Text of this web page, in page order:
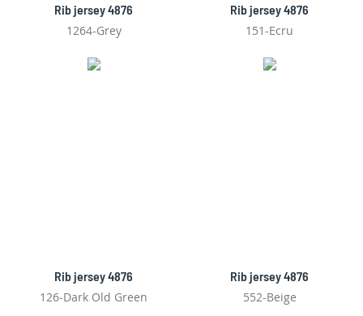
Rib jersey 4876
1264-Grey
Rib jersey 4876
151-Ecru
Rib jersey 4876
126-Dark Old Green
Rib jersey 4876
552-Beige